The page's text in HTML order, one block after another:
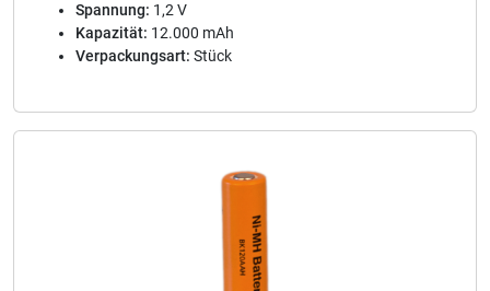
Spannung: 1,2 V
Kapazität: 12.000 mAh
Verpackungsart: Stück